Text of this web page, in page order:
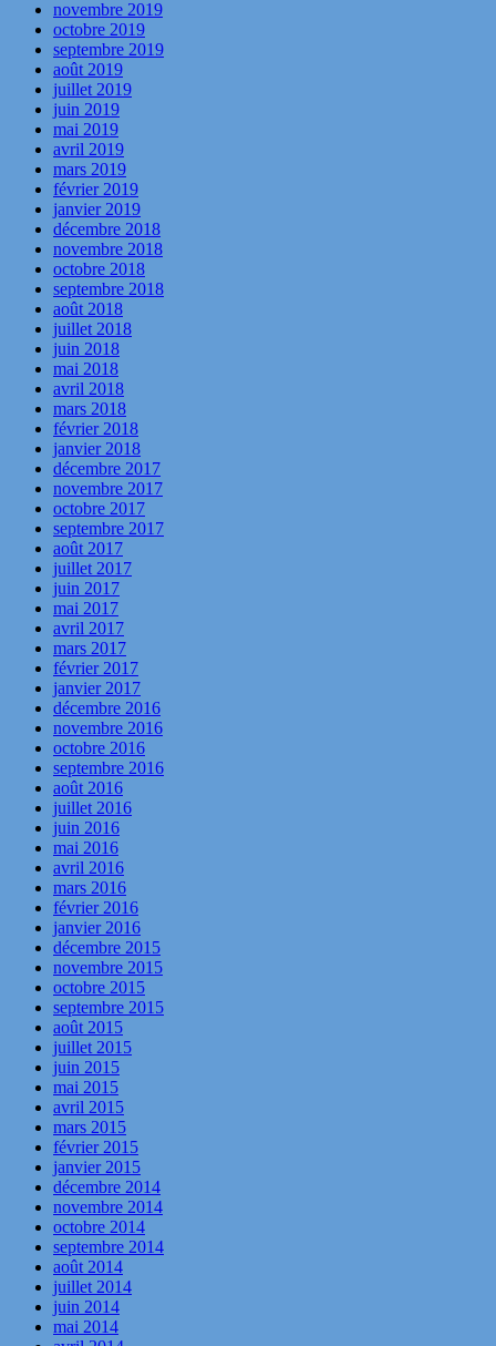
novembre 2019
octobre 2019
septembre 2019
août 2019
juillet 2019
juin 2019
mai 2019
avril 2019
mars 2019
février 2019
janvier 2019
décembre 2018
novembre 2018
octobre 2018
septembre 2018
août 2018
juillet 2018
juin 2018
mai 2018
avril 2018
mars 2018
février 2018
janvier 2018
décembre 2017
novembre 2017
octobre 2017
septembre 2017
août 2017
juillet 2017
juin 2017
mai 2017
avril 2017
mars 2017
février 2017
janvier 2017
décembre 2016
novembre 2016
octobre 2016
septembre 2016
août 2016
juillet 2016
juin 2016
mai 2016
avril 2016
mars 2016
février 2016
janvier 2016
décembre 2015
novembre 2015
octobre 2015
septembre 2015
août 2015
juillet 2015
juin 2015
mai 2015
avril 2015
mars 2015
février 2015
janvier 2015
décembre 2014
novembre 2014
octobre 2014
septembre 2014
août 2014
juillet 2014
juin 2014
mai 2014